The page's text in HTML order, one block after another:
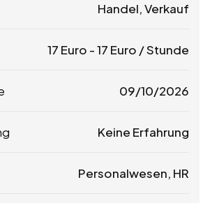
Handel, Verkauf
17 Euro -17 Euro / Stunde
09/10/2026
Keine Erfahrung
Personalwesen, HR